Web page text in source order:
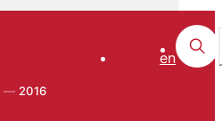
en
2016